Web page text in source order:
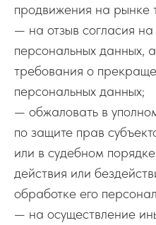
продвижения на рынке
— на отзыв согласия
персональных данных,
требования о
персональных данных;
— обжаловать в
по защите прав
или в судебном
действия или
обработке его
— на осуществление